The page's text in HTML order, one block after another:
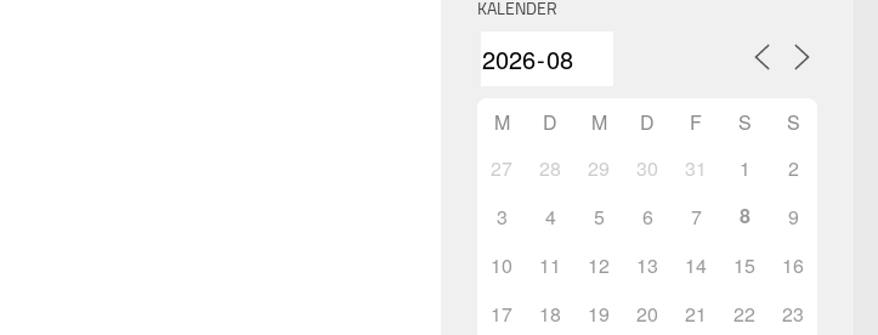
KALENDER
M D M D F S
S
27
28 29 30 31 1
2
3
4 5 6 7 8
9
10
11 12 13 14 15
16
17
18 19 20 21 22
23